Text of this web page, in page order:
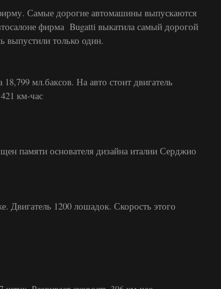
Самые дорогие автомашины выпускаются
фирма Bugatti выкатила самый дорогой
выпустили только один.
мл.баксов. На авто стоит двигатель
км-час
памяти основателя дизайна италии Серджио
Двигатель 1200 лошадок. Скорость этого